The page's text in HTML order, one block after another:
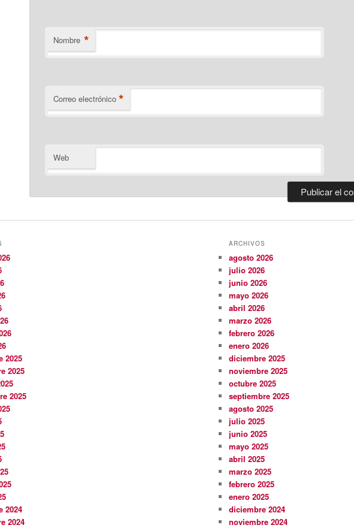
Nombre *
Correo electrónico *
Web
2025
2025
2025
2024
2024
ARCHIVOS
agosto 2026
julio 2026
junio 2026
mayo 2026
abril 2026
marzo 2026
febrero 2026
enero 2026
diciembre 2025
noviembre 2025
octubre 2025
septiembre 2025
agosto 2025
julio 2025
junio 2025
mayo 2025
abril 2025
marzo 2025
febrero 2025
enero 2025
diciembre 2024
noviembre 2024